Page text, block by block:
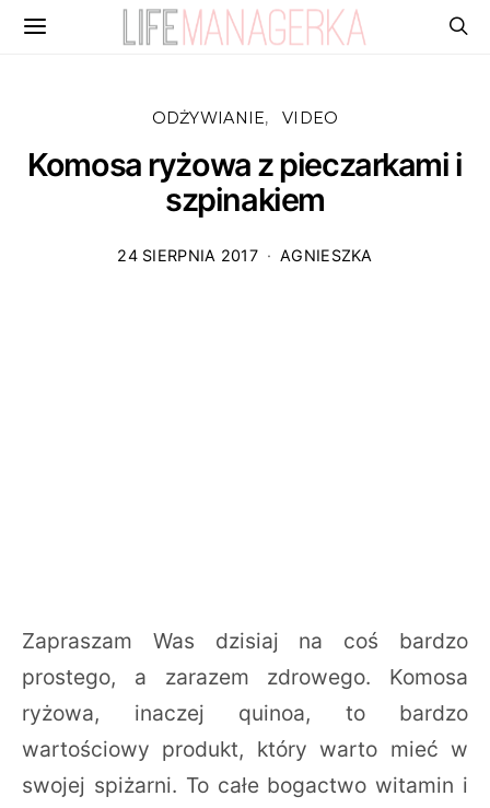
ODŻYWIANIE VIDEO
Komosa ryżowa z pieczarkami i
szpinakiem
24 SIERPNIA 2017 AGNIESZKA
Zapraszam Was dzisiaj na coś bardzo
prostego, a zarazem zdrowego. Komosa
ryżowa, inaczej quinoa, to bardzo
wartościowy produkt, który warto mieć w
swojej spiżarni. To całe bogactwo witamin i